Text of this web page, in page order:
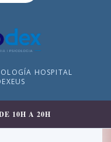
HOSPITAL
10H A 20H